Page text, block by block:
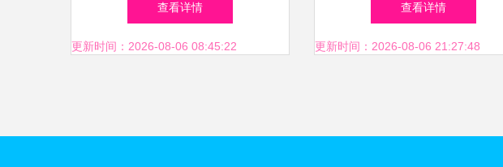
查看详情
更新时间：2026-08-06 08:45:22
查看详情
更新时间：2026-08-06 21:27:48